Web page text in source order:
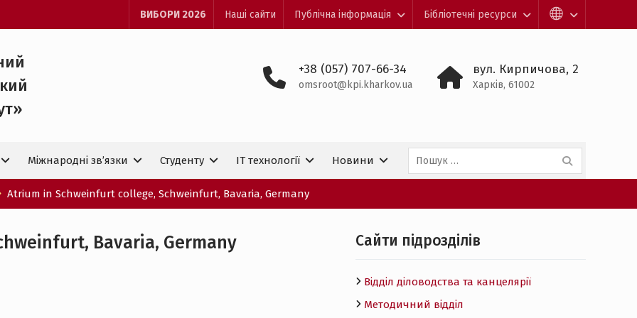
ВИБОРИ 2026 Наші сайти Публічна інформація Бібліотечні ресурси
+38 (057) 707-66-34
omsroot@kpi.kharkov.ua
вул. Кирпичова, 2
Харків, 61002
Міжнародні зв’язки Студенту IT технологiї Новини
Пошук:
Atrium in Schweinfurt college, Schweinfurt, Bavaria, Germany
Bavaria, Germany Cайти підрозділів
Відділ діловодства та канцелярії
Методичний відділ